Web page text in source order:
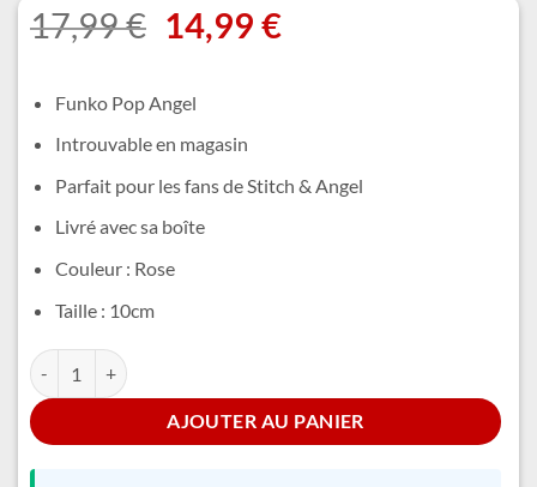
17,99€ Le
initial
était :
17,99 €.
14,99 €Le
Funko Pop Angel
Introuvable en magasin
Parfait pour les fans de Stitch & Angel
Livré avec sa boîte
Couleur : Rose
Taille : 10cm
quantité de Pop Angel Stitch
AJOUTER AU PANIER
Alternative: